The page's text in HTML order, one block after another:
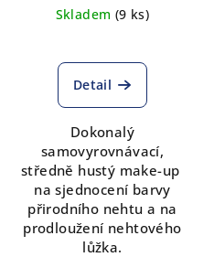
Skladem (9 ks)
Detail
Dokonalý
samovyrovnávací,
středně hustý make-up
na sjednocení barvy
přirodního nehtu a na
prodloužení nehtového
lůžka.